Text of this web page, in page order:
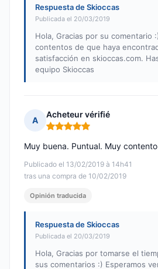
Respuesta de Skioccas
Publicada el 20/03/2019
Hola, Gracias por su comentario
contentos de que haya
satisfacción en skioccas.com.
equipo Skioccas
A
Acheteur vérifié
Nota: 5 de 5
Publicado el 13/02/2019 à 14h41
tras una compra de 10/02/2019
Muy buena. Puntual. Muy contento
Opinión traducida
Respuesta de Skioccas
Publicada el 20/03/2019
Hola, Gracias por tomarse el
sus comentarios :) Esperamos